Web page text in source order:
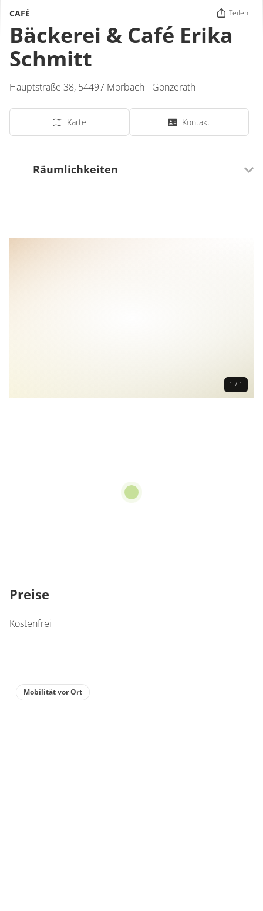
CAFÉ Teilen
Bäckerei & Café Erika
Schmitt
Hauptstraße 38, 54497 Morbach - Gonzerath
Karte Kontakt
Räumlichkeiten
0 Sitzplätze (außen)
1 / 1
Preise
Kostenfrei
Mobilität vor Ort